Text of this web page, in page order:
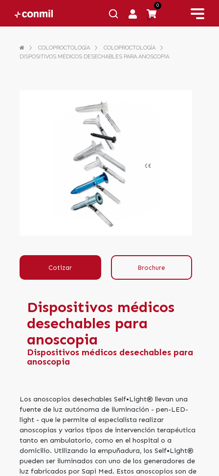
0
$0
COLOPROCTOLOGÍA
COLOPROCTOLOGÍA
DISPOSITIVOS MÉDICOS DESECHABLES PARA ANOSCOPIA
Cotizar Brochure
Dispositivos médicos
desechables para
anoscopia
Dispositivos médicos desechables para
anoscopia
Los anoscopios desechables Self•Light® llevan una
fuente de luz autónoma de iluminación - pen-LED-
light - que le permite al especialista realizar
anoscopias y varios tipos de intervención terapéutica
tanto en ambulatorio, como en el hospital o a
domicilio. Utilizando la empuñadura, los Self•Light®
pueden ser iluminados con uno de los generadores de
luz fabricados por Sapi Med. Estos anoscopios son de